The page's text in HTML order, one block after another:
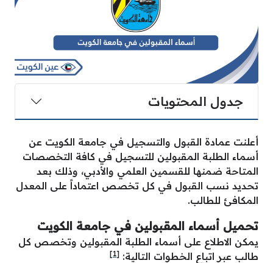
جدول المحتويات
أعلنت عمادة القبول والتسجيل في جامعة الكويت عن
أسماء الطلبة المقبولين للتسجيل في كافة التخصصات
المتاحة ضمنها للقسمين العلمي والأدبي، وذلك بعد
تحديد نسب القبول في كل تخصص اعتماداً على المعدل
المكافئ للطالب.
تحميل أسماء المقبولين في جامعة الكويت
يمكن الاطلاع على أسماء الطلبة المقبولين وتخصص كل
طالب عبر اتباع الخطوات التالية: [1]